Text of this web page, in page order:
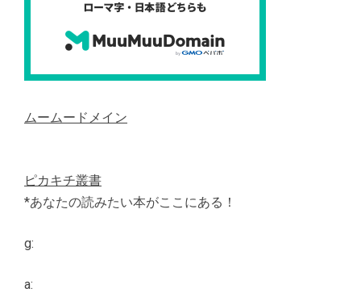
ムームードメイン
ピカキチ叢書
*あなたの読みたい本がここにある！
g:
a: